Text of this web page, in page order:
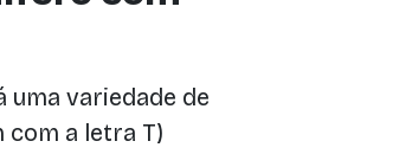
variedade de
com a letra T)